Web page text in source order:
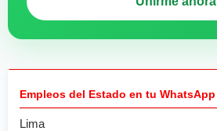
Empleos del Estado en tu WhatsApp
Lima